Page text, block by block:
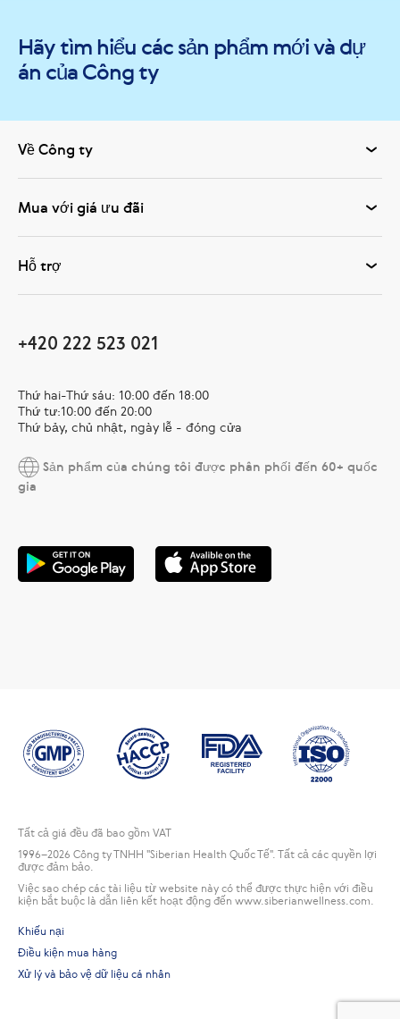
Hãy tìm hiểu các sản phẩm mới và dự
án của Công ty
Về Công ty
Mua với giá ưu đãi
Hỗ trợ
+420 222 523 021
Thứ hai-Thứ sáu: 10:00 đến 18:00
Thứ tư:10:00 đến 20:00
Thứ bảy, chủ nhật, ngày lễ - đóng cửa
Sản phẩm của chúng tôi được phân phối đến 60+ quốc
gia
Tất cả giá đều đã bao gồm VAT
1996–2026 Công ty TNHH "Siberian Health Quốc Tế". Tất cả các quyền lợi
được đảm bảo.
Việc sao chép các tài liệu từ website này có thể được thực hiện với điều
kiện bắt buộc là dẫn liên kết hoạt động đến www.siberianwellness.com.
Khiếu nại
Điều kiện mua hàng
Xử lý và bảo vệ dữ liệu cá nhân